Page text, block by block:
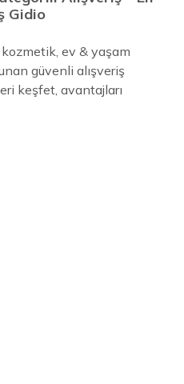
Gidio
ev & yaşam
güvenli alışveriş
keşfet, avantajları